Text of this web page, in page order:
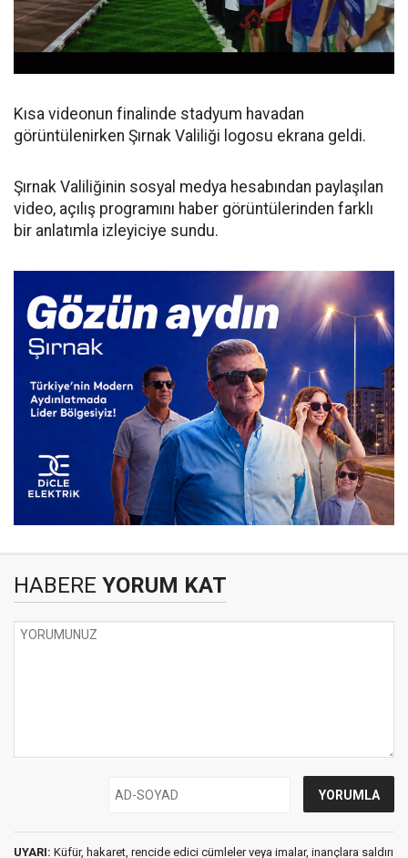
Kısa videonun finalinde stadyum havadan
görüntülenirken Şırnak Valiliği logosu ekrana geldi.
Şırnak Valiliğinin sosyal medya hesabından paylaşılan
video, açılış programını haber görüntülerinden farklı
bir anlatımla izleyiciye sundu.
HABERE YORUM KAT
UYARI: Küfür, hakaret, rencide edici cümleler veya imalar, inançlara saldırı